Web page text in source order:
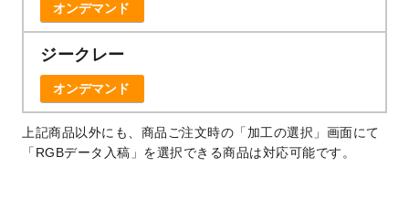
オンデマンド
ジークレー
オンデマンド
上記商品以外にも、商品ご注文時の「加工の選択」画面にて
「RGBデータ入稿」を選択できる商品は対応可能です。